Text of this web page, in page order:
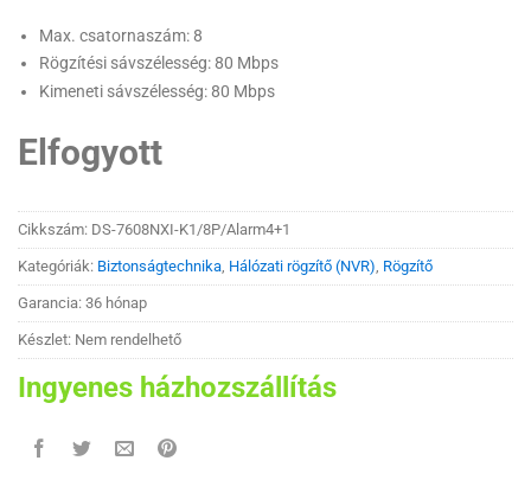
Max. csatornaszám: 8
Rögzítési sávszélesség: 80 Mbps
Kimeneti sávszélesség: 80 Mbps
Elfogyott
Cikkszám: DS-7608NXI-K1/8P/Alarm4+1
Kategóriák: Biztonságtechnika Hálózati rögzítő (NVR) Rögzítő
Garancia: 36 hónap
Készlet: Nem rendelhető
Ingyenes házhozszállítás